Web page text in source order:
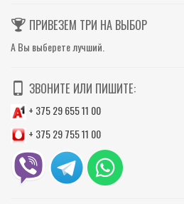
ПРИВЕЗЕМ ТРИ НА ВЫБОР
А Вы выберете лучший.
ЗВОНИТЕ ИЛИ ПИШИТЕ:
+ 375 29 655 11 00
+ 375 29 755 11 00